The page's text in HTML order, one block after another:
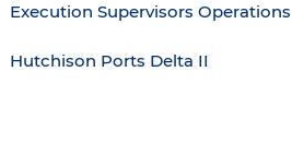
Execution Supervisors Operations
Hutchison Ports Delta II